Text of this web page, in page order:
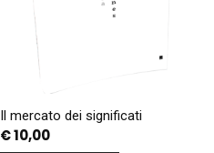
Il mercato dei significati
€10,00